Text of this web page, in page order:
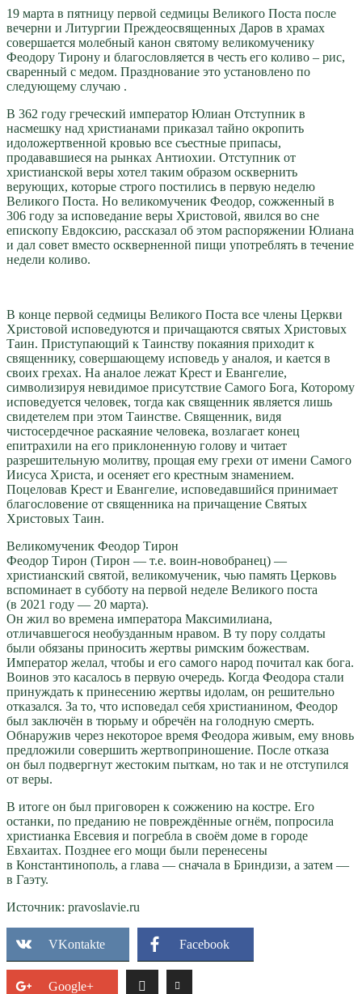
19 марта в пятницу первой седмицы Великого Поста после
вечерни и Литургии Преждеосвященных Даров в храмах
совершается молебный канон святому великомученику
Феодору Тирону и благословляется в честь его коливо – рис,
сваренный с медом. Празднование это установлено по
следующему случаю .
В 362 году греческий император Юлиан Отступник в
насмешку над христианами приказал тайно окропить
идоложертвенной кровью все съестные припасы,
продававшиеся на рынках Антиохии. Отступник от
христианской веры хотел таким образом осквернить
верующих, которые строго постились в первую неделю
Великого Поста. Но великомученик Феодор, сожженный в
306 году за исповедание веры Христовой, явился во сне
епископу Евдоксию, рассказал об этом распоряжении Юлиана
и дал совет вместо оскверненной пищи употреблять в течение
недели коливо.
В конце первой седмицы Великого Поста все члены Церкви
Христовой исповедуются и причащаются святых Христовых
Таин. Приступающий к Таинству покаяния приходит к
священнику, совершающему исповедь у аналоя, и кается в
своих грехах. На аналое лежат Крест и Евангелие,
символизируя невидимое присутствие Самого Бога, Которому
исповедуется человек, тогда как священник является лишь
свидетелем при этом Таинстве. Священник, видя
чистосердечное раскаяние человека, возлагает конец
епитрахили на его приклоненную голову и читает
разрешительную молитву, прощая ему грехи от имени Самого
Иисуса Христа, и осеняет его крестным знамением.
Поцеловав Крест и Евангелие, исповедавшийся принимает
благословение от священника на причащение Святых
Христовых Таин.
Великомученик Феодор Тирон
Феодор Тирон (Тирон — т.е. воин-новобранец) —
христианский святой, великомученик, чью память Церковь
вспоминает в субботу на первой неделе Великого поста
(в 2021 году — 20 марта).
Он жил во времена императора Максимилиана,
отличавшегося необузданным нравом. В ту пору солдаты
были обязаны приносить жертвы римским божествам.
Император желал, чтобы и его самого народ почитал как бога.
Воинов это касалось в первую очередь. Когда Феодора стали
принуждать к принесению жертвы идолам, он решительно
отказался. За то, что исповедал себя христианином, Феодор
был заключён в тюрьму и обречён на голодную смерть.
Обнаружив через некоторое время Феодора живым, ему вновь
предложили совершить жертвоприношение. После отказа
он был подвергнут жестоким пыткам, но так и не отступился
от веры.
В итоге он был приговорен к сожжению на костре. Его
останки, по преданию не повреждённые огнём, попросила
христианка Евсевия и погребла в своём доме в городе
Евхаитах. Позднее его мощи были перенесены
в Константинополь, а глава — сначала в Бриндизи, а затем —
в Гаэту.
Источник: pravoslavie.ru
VKontakte Facebook
Google+